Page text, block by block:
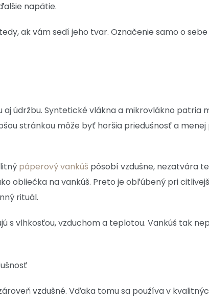
napätie.
ak vám sedí jeho tvar. Označenie samo o
údržbu. Syntetické vlákna a mikrovlákno patria
stránkou môže byť horšia priedušnosť a
páperový vankúš pôsobí vzdušne, nezatvára
obliečka na vankúš. Preto je obľúbený pri
rituál.
s vlhkosťou, vzduchom a teplotou. Vankúš tak
vzdušné. Vďaka tomu sa používa v